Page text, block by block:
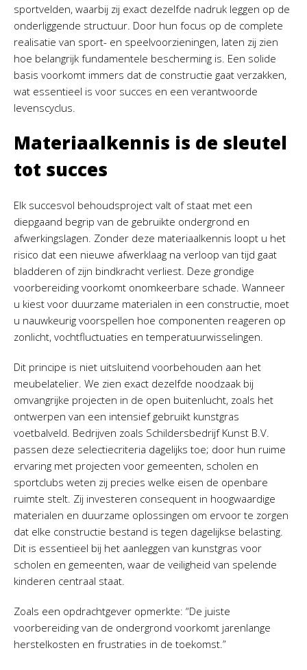
sportvelden, waarbij zij exact dezelfde nadruk leggen op de
onderliggende structuur. Door hun focus op de complete
realisatie van sport- en speelvoorzieningen, laten zij zien
hoe belangrijk fundamentele bescherming is. Een solide
basis voorkomt immers dat de constructie gaat verzakken,
wat essentieel is voor succes en een verantwoorde
levenscyclus.
Materiaalkennis is de sleutel
tot succes
Elk succesvol behoudsproject valt of staat met een
diepgaand begrip van de gebruikte ondergrond en
afwerkingslagen. Zonder deze materiaalkennis loopt u het
risico dat een nieuwe afwerklaag na verloop van tijd gaat
bladderen of zijn bindkracht verliest. Deze grondige
voorbereiding voorkomt onomkeerbare schade. Wanneer
u kiest voor duurzame materialen in een constructie, moet
u nauwkeurig voorspellen hoe componenten reageren op
zonlicht, vochtfluctuaties en temperatuurwisselingen.
Dit principe is niet uitsluitend voorbehouden aan het
meubelatelier. We zien exact dezelfde noodzaak bij
omvangrijke projecten in de open buitenlucht, zoals het
ontwerpen van een intensief gebruikt kunstgras
voetbalveld. Bedrijven zoals Schildersbedrijf Kunst B.V.
passen deze selectiecriteria dagelijks toe; door hun ruime
ervaring met projecten voor gemeenten, scholen en
sportclubs weten zij precies welke eisen de openbare
ruimte stelt. Zij investeren consequent in hoogwaardige
materialen en duurzame oplossingen om ervoor te zorgen
dat elke constructie bestand is tegen dagelijkse belasting.
Dit is essentieel bij het aanleggen van kunstgras voor
scholen en gemeenten, waar de veiligheid van spelende
kinderen centraal staat.
Zoals een opdrachtgever opmerkte: “De juiste
voorbereiding van de ondergrond voorkomt jarenlange
herstelkosten en frustraties in de toekomst.”